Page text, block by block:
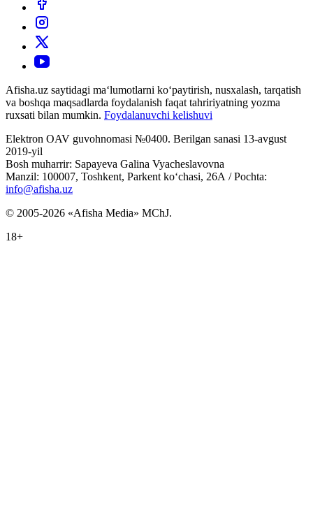
Afisha.uz saytidagi ma‘lumotlarni ko‘paytirish, nusxalash, tarqatish
va boshqa maqsadlarda foydalanish faqat tahririyatning yozma
ruxsati bilan mumkin. Foydalanuvchi kelishuvi
Elektron OAV guvohnomasi №0400. Berilgan sanasi 13-avgust
2019-yil
Bosh muharrir: Sapayeva Galina Vyacheslavovna
Manzil: 100007, Toshkent, Parkent ko‘chasi, 26А / Pochta:
info@afisha.uz
© 2005-2026 «Afisha Media» MChJ.
18+